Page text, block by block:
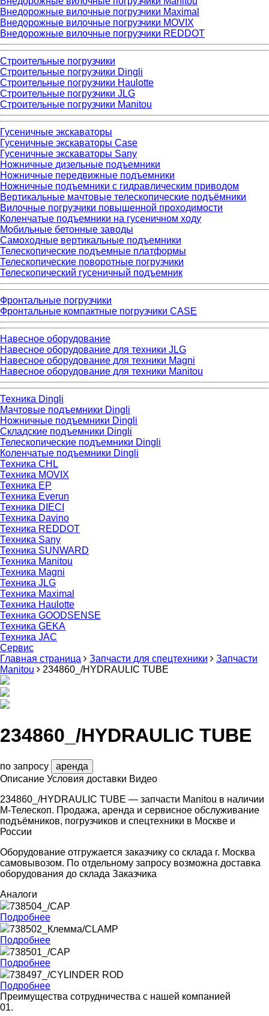
Внедорожные вилочные погрузчики Maximal
Внедорожные вилочные погрузчики MOVIX
Внедорожные вилочные погрузчики REDDOT
Строительные погрузчики
Строительные погрузчики Dingli
Строительные погрузчики Haulotte
Строительные погрузчики JLG
Строительные погрузчики Manitou
Гусеничные экскаваторы
Гусеничные экскаваторы Case
Гусеничные экскаваторы Sany
Ножничные дизельные подъемники
Ножничные передвижные подъемники
Ножничные подъемники с гидравлическим приводом
Вертикальные мачтовые телескопические подъёмники
Вилочные погрузчики повышенной проходимости
Коленчатые подъемники на гусеничном ходу
Мобильные бетонные заводы
Самоходные вертикальные подъемники
Телескопические подъемные платформы
Телескопические поворотные погрузчики
Телескопический гусеничный подъемник
Фронтальные погрузчики
Фронтальные компактные погрузчики CASE
Навесное оборудование
Навесное оборудование для техники JLG
Навесное оборудование для техники Magni
Навесное оборудование для техники Manitou
Техника Dingli
Мачтовые подъемники Dingli
Ножничные подъемники Dingli
Складские подъемники Dingli
Телескопические подъемники Dingli
Коленчатые подъемники Dingli
Техника CHL
Техника MOVIX
Техника EP
Техника Everun
Техника DIECI
Техника Davino
Техника REDDOT
Техника Sany
Техника SUNWARD
Техника Manitou
Техника Magni
Техника JLG
Техника Maximal
Техника Haulotte
Техника GOODSENSE
Техника GEKA
Техника JAC
Cервис
Главная страница
Запчасти для спецтехники
Запчасти
Manitou
234860_/HYDRAULIC TUBE
234860_/HYDRAULIC TUBE
по запросу
аренда
Описание Условия доставки Видео
234860_/HYDRAULIC TUBE — запчасти Manitou в наличии
М-Телескоп. Продажа, аренда и сервисное обслуживание
подъёмников, погрузчиков и спецтехники в Москве и
России
Оборудование отгружается заказчику со склада г. Москва
самовывозом. По отдельному запросу возможна доставка
оборудования до склада Заказчика
Аналоги
738504_/CAP
Подробнее
738502_Клемма/CLAMP
Подробнее
738501_/CAP
Подробнее
738497_/CYLINDER ROD
Подробнее
Преимущества сотрудничества с нашей компанией
01.